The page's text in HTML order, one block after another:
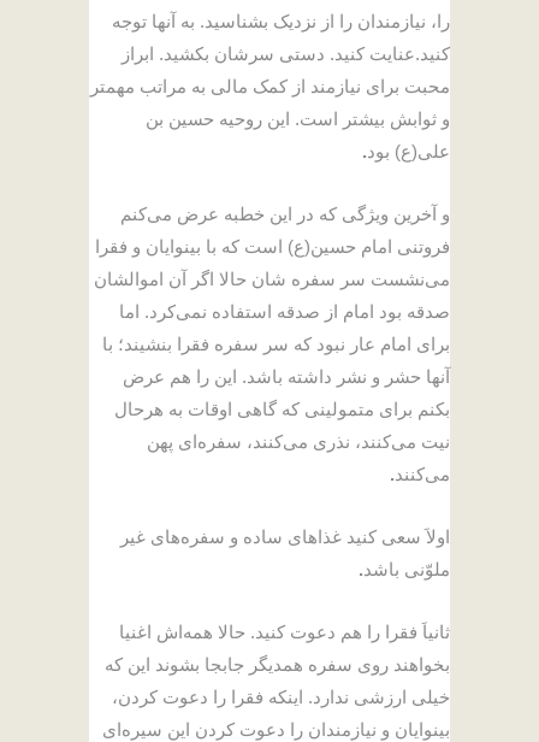
را، نیازمندان را از نزدیک بشناسید. به آنها توجه
کنید.عنایت کنید. دستی سرشان بکشید. ابراز
محبت برای نیازمند از کمک مالی به مراتب مهمتر
و ثوابش بیشتر است. این روحیه حسین بن
علی(ع) بود .
و آخرین ویژگی که در این خطبه عرض می‌کنم
فروتنی امام حسین(ع) است که با بینوایان و فقرا
می‌نشست سر سفره شان حالا اگر آن اموالشان
صدقه بود امام از صدقه استفاده نمی‌کرد. اما
برای امام عار نبود که سر سفره فقرا بنشیند؛ با
آنها حشر و نشر داشته باشد. این را هم عرض
بکنم برای متمولینی که گاهی اوقات به هرحال
نیت می‌کنند، نذری می‌کنند، سفره‌ای پهن
می‌کنند .
اولاَ سعی کنید غذاهای ساده و سفره‌های غیر
ملوّنی باشد .
ثانیاَ فقرا را هم دعوت کنید. حالا همه‌اش اغنیا
بخواهند روی سفره همدیگر جابجا بشوند این که
خیلی ارزشی ندارد. اینکه فقرا را دعوت کردن،
بینوایان و نیازمندان را دعوت کردن این سیره‌ای